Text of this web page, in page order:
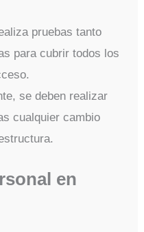
pruebas tanto
para cubrir todos los
se deben realizar
cualquier cambio
en